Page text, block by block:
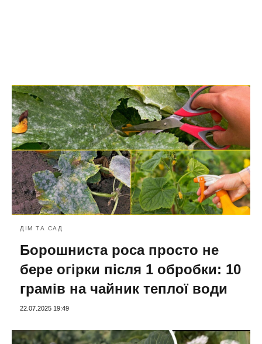
ДІМ ТА САД
Борошниста роса просто не
бере огірки після 1 обробки: 10
грамів на чайник теплої води
22.07.2025 19:49